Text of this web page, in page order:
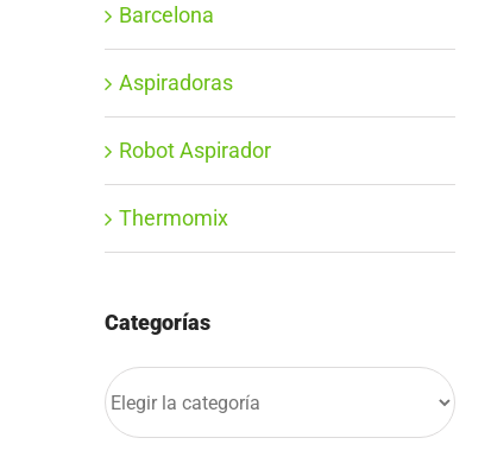
Barcelona
Aspiradoras
Robot Aspirador
Thermomix
Categorías
Categorías